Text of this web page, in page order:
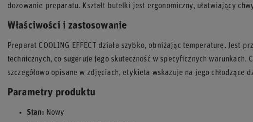
dozowanie preparatu. Kształt butelki jest ergonomiczny, ułatwiający
Właściwości i zastosowanie
Preparat COOLING EFFECT działa szybko, obniżając temperaturę. Jest
technicznych, co sugeruje jego skuteczność w specyficznych warunkach.
szczegółowo opisane w zdjęciach, etykieta wskazuje na jego chłodzące
Parametry produktu
Stan: Nowy